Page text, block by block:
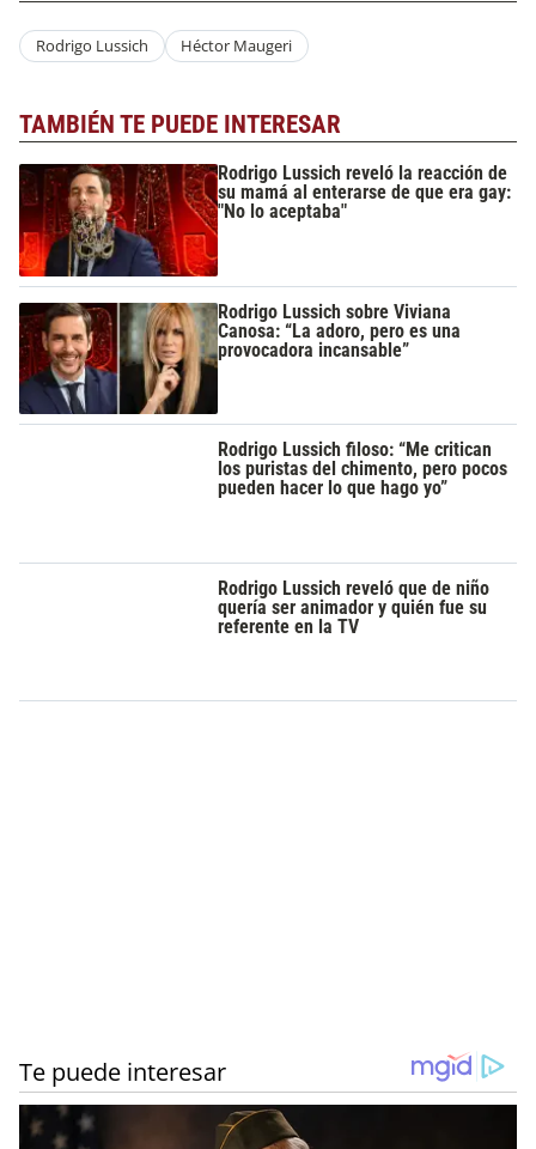
Rodrigo Lussich Héctor Maugeri
TAMBIÉN TE PUEDE INTERESAR
Rodrigo Lussich reveló la reacción de
su mamá al enterarse de que era gay:
"No lo aceptaba"
Rodrigo Lussich sobre Viviana
Canosa: “La adoro, pero es una
provocadora incansable”
Rodrigo Lussich filoso: “Me critican
los puristas del chimento, pero pocos
pueden hacer lo que hago yo”
Rodrigo Lussich reveló que de niño
quería ser animador y quién fue su
referente en la TV